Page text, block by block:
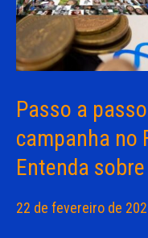
Passo a
campanha no
Entenda
22 de fevereiro de